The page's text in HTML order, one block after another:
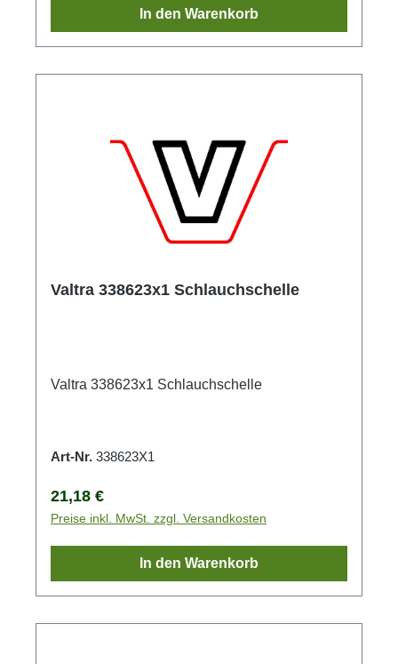
In den Warenkorb
Valtra 338623x1 Schlauchschelle
Valtra 338623x1 Schlauchschelle
Art-Nr. 338623X1
Regulärer Preis:
21,18 €
Preise inkl. MwSt. zzgl. Versandkosten
In den Warenkorb